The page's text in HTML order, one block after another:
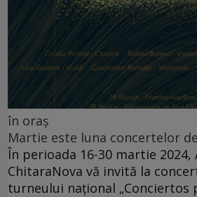
în oraș
Martie este luna concertelor
În perioada 16-30 martie 2024,
ChitaraNova vă invită la
turneului național „Conciertos